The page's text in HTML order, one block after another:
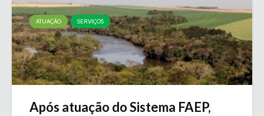
ATUAÇÃO SERVIÇOS
Após atuação do Sistema FAEP,